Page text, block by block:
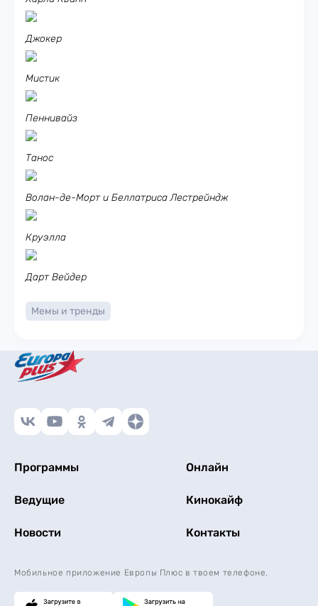
Джокер
Мистик
Пеннивайз
Танос
Волан-де-Морт и Беллатриса Лестрейндж
Круэлла
Дарт Вейдер
Мемы и тренды
Программы Онлайн
Ведущие Кинокайф
Новости Контакты
Мобильное приложение Европы Плюс в твоем телефоне.